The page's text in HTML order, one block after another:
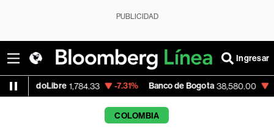
PUBLICIDAD
Ingresar
1,784.33 -7.31% Banco de Bogota 38,580.00 -0.36%
COLOMBIA